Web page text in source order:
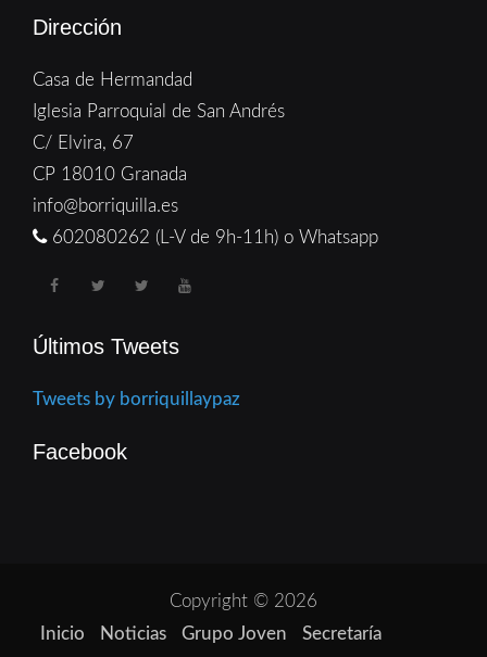
Dirección
Casa de Hermandad
Iglesia Parroquial de San Andrés
C/ Elvira, 67
CP 18010 Granada
info@borriquilla.es
602080262 (L-V de 9h-11h) o Whatsapp
Últimos Tweets
Tweets by borriquillaypaz
Facebook
Copyright © 2026
Inicio
Noticias Grupo Joven
Secretaría